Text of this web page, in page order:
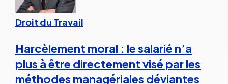
Droit du Travail
Harcèlement moral : le salarié n’a
plus à être directement visé par les
méthodes managériales déviantes